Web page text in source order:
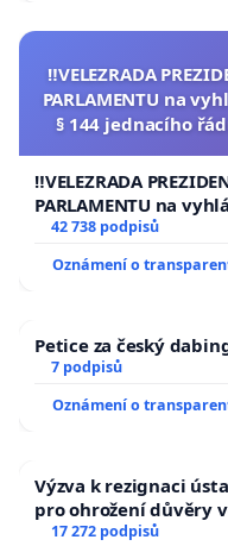
‼️VELEZRADA
PARLAMENTU na
§ 144 jednacího
‼️VELEZRADA
PARLAMENTU na
144 jednacího řádu
usnesení k podání
republiky
42 738 podpisů
Oznámení o
Petice za český
7 podpisů
Oznámení o
Výzva k rezignaci
pro ohrožení důvěry
17 272 podpisů